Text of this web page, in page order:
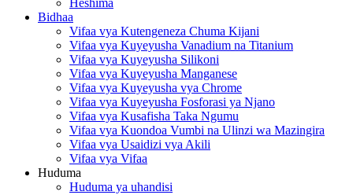
Heshima
Bidhaa
Vifaa vya Kutengeneza Chuma Kijani
Vifaa vya Kuyeyusha Vanadium na Titanium
Vifaa vya Kuyeyusha Silikoni
Vifaa vya Kuyeyusha Manganese
Vifaa vya Kuyeyusha vya Chrome
Vifaa vya Kuyeyusha Fosforasi ya Njano
Vifaa vya Kusafisha Taka Ngumu
Vifaa vya Kuondoa Vumbi na Ulinzi wa Mazingira
Vifaa vya Usaidizi vya Akili
Vifaa vya Vifaa
Huduma
Huduma ya uhandisi